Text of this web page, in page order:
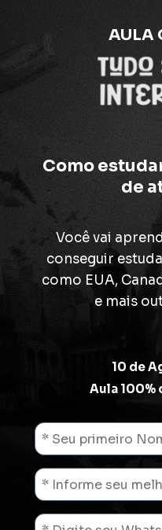
AULA
Como
de
Você vai
conseguir
como EUA,
e mais
10 de
Aula 100%